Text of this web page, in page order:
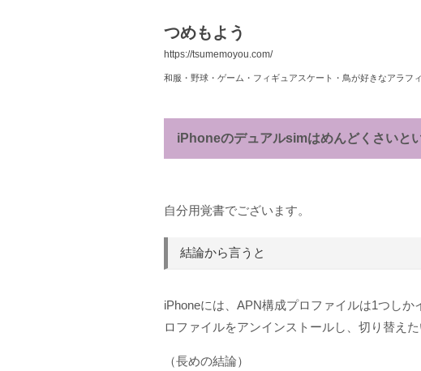
つめもよう
https://tsumemoyou.com/
和服・野球・ゲーム・フィギュアスケート・鳥が好きなアラフィ
iPhoneのデュアルsimはめんどくさいと
自分用覚書でございます。
結論から言うと
iPhoneには、APN構成プロファイルは1つし
ロファイルをアンインストールし、切り替え
（長めの結論）